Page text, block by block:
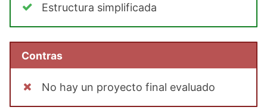
Estructura simplificada
Contras
No hay un proyecto final evaluado